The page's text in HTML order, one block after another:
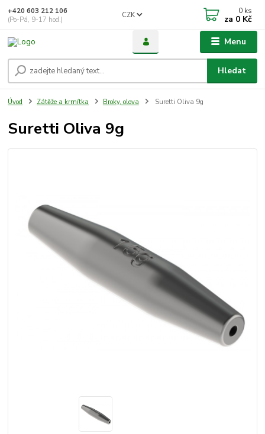
Menu
CZK
Hledat
+420 603 212 106
(Po-Pá, 9-17 hod.)
0 ks
za 0 Kč
Úvod Zátěže a krmítka Broky, olova Suretti Oliva 9g
Suretti Oliva 9g